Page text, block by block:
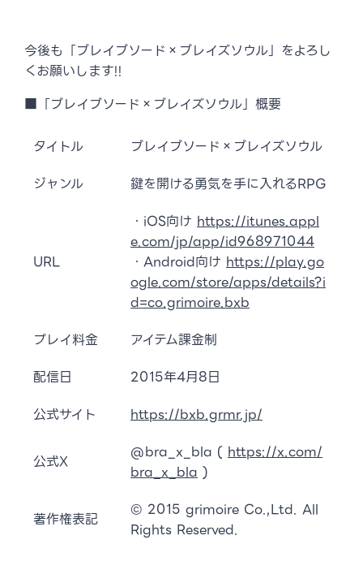
今後も「ブレイブソード×ブレイズソウル」をよろし
くお願いします!!
■「ブレイブソード×ブレイズソウル」概要
タイトル
ブレイブソード×ブレイズソウル
ジャンル
鍵を開ける勇気を手に入れるRPG
URL
・iOS向け https://itunes.appl
e.com/jp/app/id968971044
・Android向け https://play.go
ogle.com/store/apps/details?i
d=co.grimoire.bxb
プレイ料金
アイテム課金制
配信日
2015年4月8日
公式サイト
https://bxb.grmr.jp/
公式X @bra_x_bla ( https://x.com/
bra_x_bla )
著作権表記
© 2015 grimoire Co.,Ltd. All
Rights Reserved.